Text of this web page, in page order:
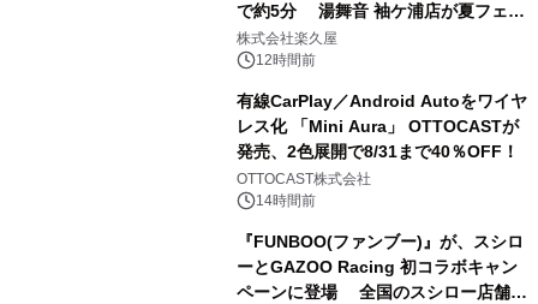
で約5分 湯舞音 袖ケ浦店が夏フェア
メニューを提供
株式会社楽久屋
12時間前
有線CarPlay／Android Autoをワイヤ
レス化 「Mini Aura」 OTTOCASTが
発売、2色展開で8/31まで40％OFF！
OTTOCAST株式会社
14時間前
『FUNBOO(ファンブー)』が、スシロ
ーとGAZOO Racing 初コラボキャン
ペーンに登場 全国のスシロー店舗で